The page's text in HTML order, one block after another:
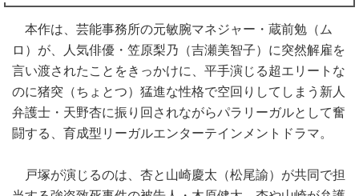
本作は、芸能事務所の元敏腕マネジャー・蔵前勉（ム
ロ）が、人気俳優・笠原梨乃（吉瀬美智子）に突然解雇を
言い渡されたことをきっかけに、平手演じる超エリートな
のに猪突（ちょとつ）猛進な性格で空回りしてしまう新人
弁護士・天野杏に振り回されながらパラリーガルとして奮
闘する、育成型リーガルエンターテインメントドラマ。
戸塚が演じるのは、杏と山崎慶太（松尾諭）が共同で担